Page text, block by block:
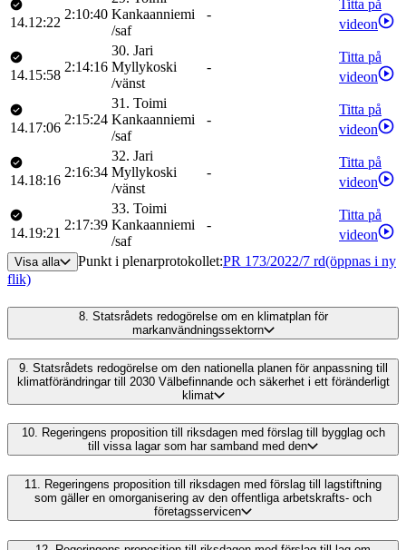
14.12:22
2:10:40 Kankaanniemi
/saf
-
Titta på
videon
14.15:58
2:14:16
30. Jari
Myllykoski
/vänst
-
Titta på
videon
14.17:06
2:15:24
31 . Toimi
Kankaanniemi
/saf
-
Titta på
videon
14.18:16
2:16:34
32. Jari
Myllykoski
/vänst
-
Titta på
videon
14.19:21
2:17:39
33. Toimi
Kankaanniemi
/saf
-
Titta på
videon
Visa alla Punkt i plenarprotokollet:PR 173/2022/7 rd(öppnas i ny
flik)
8. Statsrådets redogörelse om en klimatplan för
markanvändningssektorn
9. Statsrådets redogörelse om den nationella planen för anpassning till
klimatförändringar till 2030 Välbefinnande och säkerhet i ett föränderligt
klimat
10. Regeringens proposition till riksdagen med förslag till bygglag och
till vissa lagar som har samband med den
11. Regeringens proposition till riksdagen med förslag till lagstiftning
som gäller en omorganisering av den offentliga arbetskrafts- och
företagsservicen